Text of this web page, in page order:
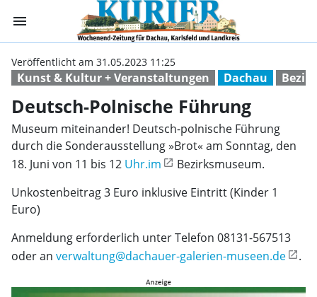
menu Deutsch-
Kunst & Kultur + Veranstaltungen Dachau
Veröffentlicht am 31.05.2023 11:25
Deutsch-Polnische Führung
Museum miteinander! Deutsch-polnische Führung
durch die Sonderausstellung »Brot« am Sonntag, den
18. Juni von 11 bis 12 Uhr.im
Bezirksmuseum.
Unkostenbeitrag 3 Euro inklusive Eintritt (Kinder 1
Euro)
Anmeldung erforderlich unter Telefon 08131-567513
oder an verwaltung@dachauer-galerien-museen.de .